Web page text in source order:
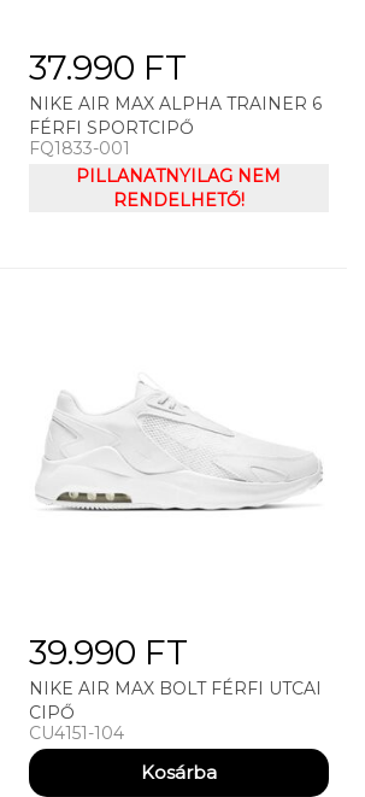
37.990 FT
NIKE AIR MAX ALPHA TRAINER 6
FÉRFI SPORTCIPŐ
FQ1833-001
PILLANATNYILAG NEM
RENDELHETŐ!
39.990 FT
NIKE AIR MAX BOLT FÉRFI UTCAI
CIPŐ
CU4151-104